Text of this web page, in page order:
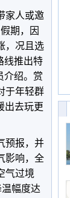
家人或邀
期，因
，况且选
线推出特
介绍。赏
于年轻群
出去玩更
预报，并
影响，全
气过境
幅度达